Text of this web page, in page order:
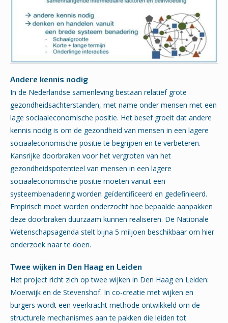
Andere kennis nodig
In de Nederlandse samenleving bestaan relatief grote
gezondheidsachterstanden, met name onder mensen met een
lage sociaaleconomische positie. Het besef groeit dat andere
kennis nodig is om de gezondheid van mensen in een lagere
sociaaleconomische positie te begrijpen en te verbeteren.
Kansrijke doorbraken voor het vergroten van het
gezondheidspotentieel van mensen in een lagere
sociaaleconomische positie moeten vanuit een
systeembenadering worden geïdentificeerd en gedefinieerd.
Empirisch moet worden onderzocht hoe bepaalde aanpakken
deze doorbraken duurzaam kunnen realiseren. De Nationale
Wetenschapsagenda stelt bijna 5 miljoen beschikbaar om hier
onderzoek naar te doen.
Twee wijken in Den Haag en Leiden
Het project richt zich op twee wijken in Den Haag en Leiden:
Moerwijk en de Stevenshof. In co-creatie met wijken en
burgers wordt een veerkracht methode ontwikkeld om de
structurele mechanismes aan te pakken die leiden tot